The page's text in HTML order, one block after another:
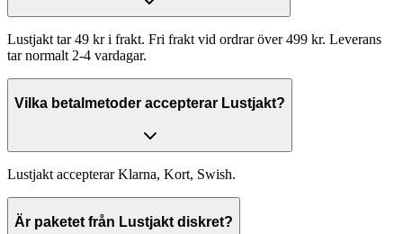
Lustjakt tar 49 kr i frakt. Fri frakt vid ordrar över 499 kr. Leverans
tar normalt 2-4 vardagar.
Vilka betalmetoder accepterar Lustjakt?
Lustjakt accepterar Klarna, Kort, Swish.
Är paketet från Lustjakt diskret?